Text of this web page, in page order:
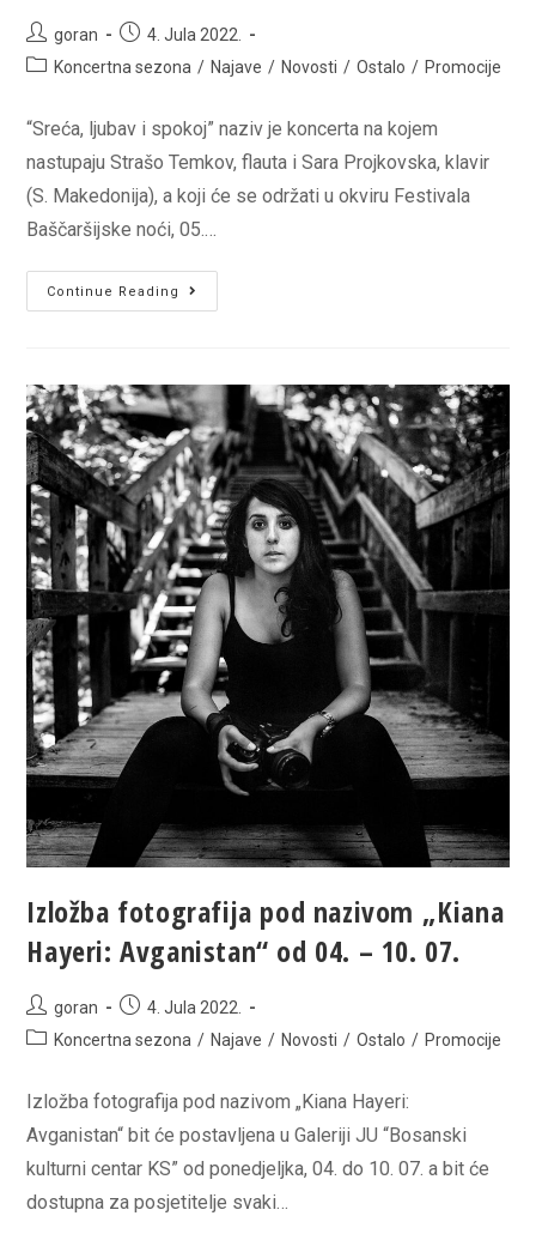
Post
author:
goran
Post4. Jula 2022.
PostKoncertna sezona / Najave / Novosti / Ostalo / Promocije
“Sreća, ljubav i spokoj” naziv je koncerta na kojem
nastupaju Strašo Temkov, flauta i Sara Projkovska, klavir
(S. Makedonija), a koji će se održati u okviru Festivala
Baščaršijske noći, 05.…
Continue Reading
Straše
Sare
Projkovske,
klavir
(S.
Makedonija)
5.
07.
u
JU
BKC
KS
Izložba fotografija pod nazivom „Kiana
Hayeri: Avganistan“ od 04. – 10. 07.
Post
author:
goran
Post4. Jula 2022.
PostKoncertna sezona / Najave / Novosti / Ostalo / Promocije
Izložba fotografija pod nazivom „Kiana Hayeri:
Avganistan“ bit će postavljena u Galeriji JU “Bosanski
kulturni centar KS” od ponedjeljka, 04. do 10. 07. a bit će
dostupna za posjetitelje svaki…